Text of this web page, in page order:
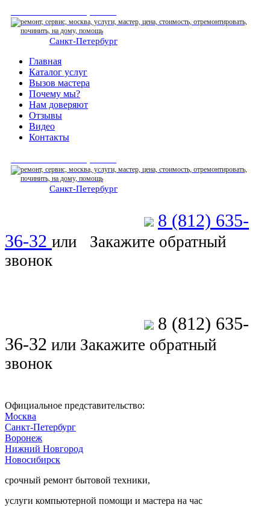
Санкт-Петербург
Главная
Каталог услуг
Вызов мастера
Почему мы?
Нам доверяют
Отзывы
Видео
Контакты
Санкт-Петербург
8 (812) 635-
36-32 или
Закажите обратный
звонок
8 (812) 635-
36-32 или Закажите обратный
звонок
Официальное представительство:
Москва
Санкт-Петербург
Воронеж
Нижний Новгород
Новосибирск
срочный ремонт бытовой техники,
услуги компьютерной помощи и мастера на час